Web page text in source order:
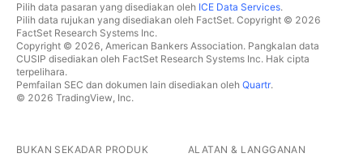
Pilih data pasaran yang disediakan oleh ICE Data Services.
Pilih data rujukan yang disediakan oleh FactSet. Copyright © 2026
FactSet Research Systems Inc.
Copyright © 2026, American Bankers Association. Pangkalan data
CUSIP disediakan oleh FactSet Research Systems Inc. Hak cipta
terpelihara.
Pemfailan SEC dan dokumen lain disediakan oleh Quartr.
© 2026 TradingView, Inc.
BUKAN SEKADAR PRODUK ALATAN & LANGGANAN